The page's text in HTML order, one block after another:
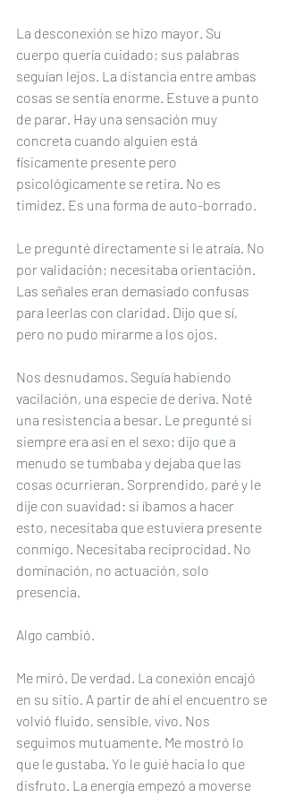
La desconexión se hizo mayor. Su
cuerpo quería cuidado; sus palabras
seguían lejos. La distancia entre ambas
cosas se sentía enorme. Estuve a punto
de parar. Hay una sensación muy
concreta cuando alguien está
físicamente presente pero
psicológicamente se retira. No es
timidez. Es una forma de auto-borrado.
Le pregunté directamente si le atraía. No
por validación; necesitaba orientación.
Las señales eran demasiado confusas
para leerlas con claridad. Dijo que sí,
pero no pudo mirarme a los ojos.
Nos desnudamos. Seguía habiendo
vacilación, una especie de deriva. Noté
una resistencia a besar. Le pregunté si
siempre era así en el sexo; dijo que a
menudo se tumbaba y dejaba que las
cosas ocurrieran. Sorprendido, paré y le
dije con suavidad: si íbamos a hacer
esto, necesitaba que estuviera presente
conmigo. Necesitaba reciprocidad. No
dominación, no actuación, solo
presencia.
Algo cambió.
Me miró. De verdad. La conexión encajó
en su sitio. A partir de ahí el encuentro se
volvió fluido, sensible, vivo. Nos
seguimos mutuamente. Me mostró lo
que le gustaba. Yo le guié hacia lo que
disfruto. La energía empezó a moverse